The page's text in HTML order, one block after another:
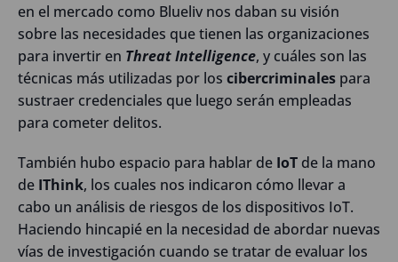
en el mercado como Blueliv nos daban su visión
sobre las necesidades que tienen las organizaciones
para invertir en Threat Intelligence, y cuáles son las
técnicas más utilizadas por los cibercriminales para
sustraer credenciales que luego serán empleadas
para cometer delitos.
También hubo espacio para hablar de IoT de la mano
de IThink, los cuales nos indicaron cómo llevar a
cabo un análisis de riesgos de los dispositivos IoT.
Haciendo hincapié en la necesidad de abordar nuevas
vías de investigación cuando se tratar de evaluar los